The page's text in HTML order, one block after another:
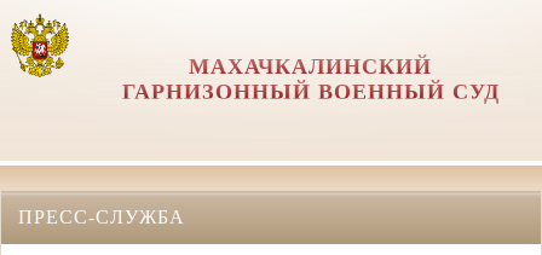
МАХАЧКАЛИНСКИЙ
ГАРНИЗОННЫЙ ВОЕННЫЙ СУД
ПРЕСС-СЛУЖБА